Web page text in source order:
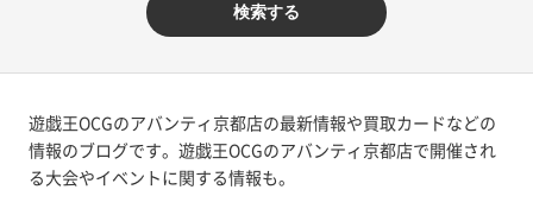
検索する
遊戯王OCGのアバンティ京都店の最新情報や買取カードなどの
情報のブログです。遊戯王OCGのアバンティ京都店で開催され
る大会やイベントに関する情報も。